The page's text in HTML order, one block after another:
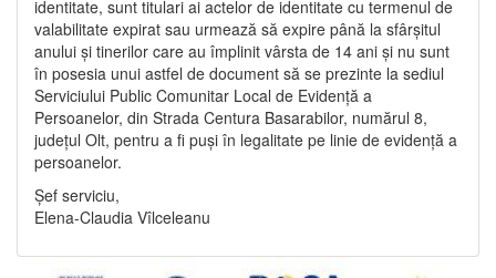
identitate, sunt titulari ai actelor de identitate cu termenul de
valabilitate expirat sau urmează să expire până la sfârșitul
anului și tinerilor care au împlinit vârsta de 14 ani și nu sunt
în posesia unui astfel de document să se prezinte la sediul
Serviciului Public Comunitar Local de Evidență a
Persoanelor, din Strada Centura Basarabilor, numărul 8,
județul Olt, pentru a fi puși în legalitate pe linie de evidență a
persoanelor.
Șef serviciu,
Elena-Claudia Vîlceleanu